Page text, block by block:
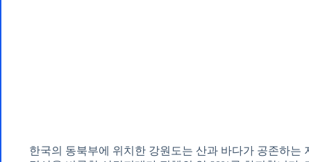
한국의 동북부에 위치한 강원도는 산과 바다가 공존하는